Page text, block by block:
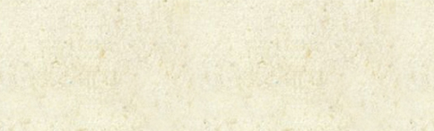
Tolkien e o
Sobre as línguas d'O Senhor dos